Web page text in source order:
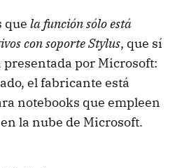
que la función sólo está
con soporte Stylus, que sí
por Microsoft:
el fabricante está
notebooks que empleen
la nube de Microsoft.